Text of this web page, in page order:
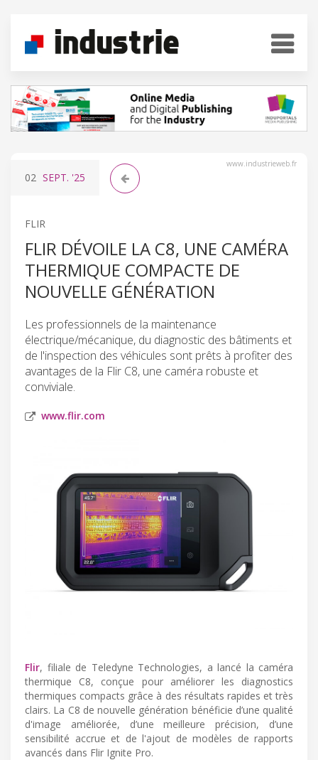
www.industrieweb.fr
02 SEPT. '25
FLIR
FLIR DÉVOILE LA C8, UNE CAMÉRA
THERMIQUE COMPACTE DE
NOUVELLE GÉNÉRATION
Les professionnels de la maintenance
électrique/mécanique, du diagnostic des bâtiments et
de l'inspection des véhicules sont prêts à profiter des
avantages de la Flir C8, une caméra robuste et
conviviale.
www.flir.com
Flir, filiale de Teledyne Technologies, a lancé la caméra
thermique C8, conçue pour améliorer les diagnostics
thermiques compacts grâce à des résultats rapides et très
clairs. La C8 de nouvelle génération bénéficie d’une qualité
d'image améliorée, d’une meilleure précision, d’une
sensibilité accrue et de l'ajout de modèles de rapports
avancés dans Flir Ignite Pro.